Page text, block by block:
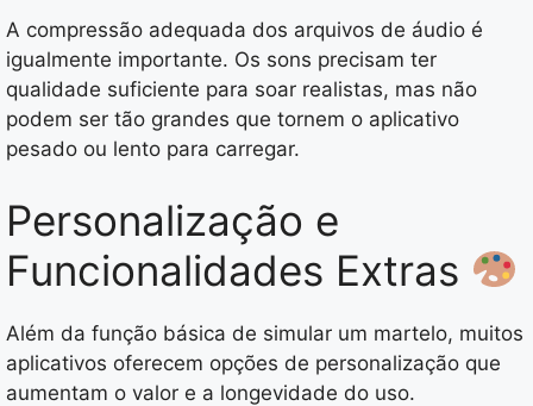
A compressão adequada dos arquivos de áudio é
igualmente importante. Os sons precisam ter
qualidade suficiente para soar realistas, mas não
podem ser tão grandes que tornem o aplicativo
pesado ou lento para carregar.
Personalização e
Funcionalidades Extras
Além da função básica de simular um martelo, muitos
aplicativos oferecem opções de personalização que
aumentam o valor e a longevidade do uso.